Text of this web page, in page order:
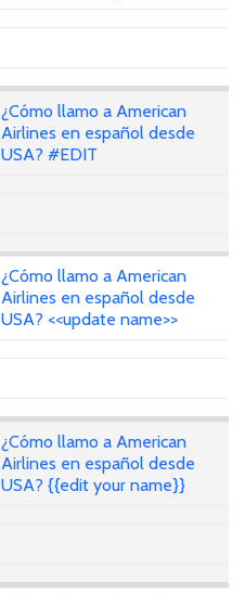
¿Cómo llamo a American
Airlines en español desde
USA? #EDIT
¿Cómo llamo a American
Airlines en español desde
USA? <<update name>>
¿Cómo llamo a American
Airlines en español desde
USA? {{edit your name}}